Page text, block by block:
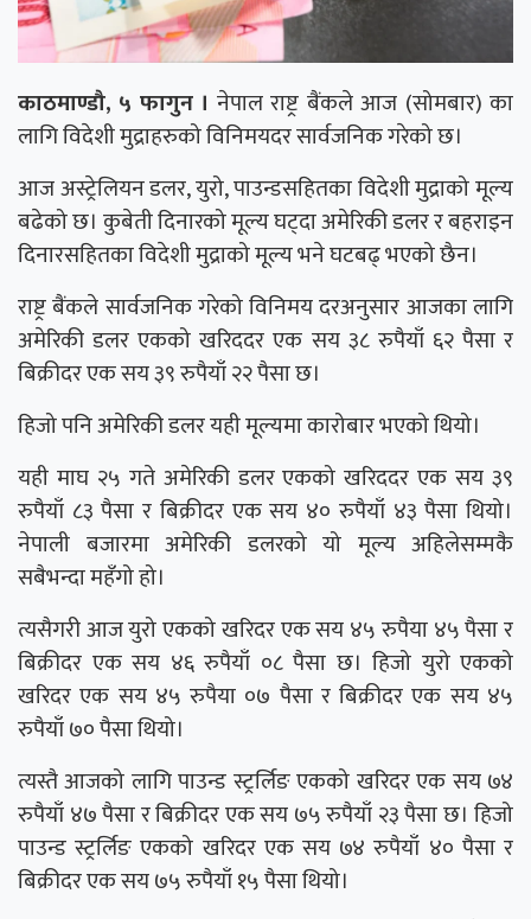
काठमाण्डौ, ५ फागुन । नेपाल राष्ट्र बैंकले आज (सोमबार) का
लागि विदेशी मुद्राहरुको विनिमयदर सार्वजनिक गरेको छ।
आज अस्ट्रेलियन डलर, युरो, पाउन्डसहितका विदेशी मुद्राको मूल्य
बढेको छ। कुबेती दिनारको मूल्य घट्दा अमेरिकी डलर र बहराइन
दिनारसहितका विदेशी मुद्राको मूल्य भने घटबढ् भएको छैन।
राष्ट्र बैंकले सार्वजनिक गरेको विनिमय दरअनुसार आजका लागि
अमेरिकी डलर एकको खरिददर एक सय ३८ रुपैयाँ ६२ पैसा र
बिक्रीदर एक सय ३९ रुपैयाँ २२ पैसा छ।
हिजो पनि अमेरिकी डलर यही मूल्यमा कारोबार भएको थियो।
यही माघ २५ गते अमेरिकी डलर एकको खरिददर एक सय ३९
रुपैयाँ ८३ पैसा र बिक्रीदर एक सय ४० रुपैयाँ ४३ पैसा थियो।
नेपाली बजारमा अमेरिकी डलरको यो मूल्य अहिलेसम्मकै
सबैभन्दा महँगो हो।
त्यसैगरी आज युरो एकको खरिदर एक सय ४५ रुपैया ४५ पैसा र
बिक्रीदर एक सय ४६ रुपैयाँ ०८ पैसा छ। हिजो युरो एकको
खरिदर एक सय ४५ रुपैया ०७ पैसा र बिक्रीदर एक सय ४५
रुपैयाँ ७० पैसा थियो।
त्यस्तै आजको लागि पाउन्ड स्ट्रर्लिङ एकको खरिदर एक सय ७४
रुपैयाँ ४७ पैसा र बिक्रीदर एक सय ७५ रुपैयाँ २३ पैसा छ। हिजो
पाउन्ड स्ट्रर्लिङ एकको खरिदर एक सय ७४ रुपैयाँ ४० पैसा र
बिक्रीदर एक सय ७५ रुपैयाँ १५ पैसा थियो।